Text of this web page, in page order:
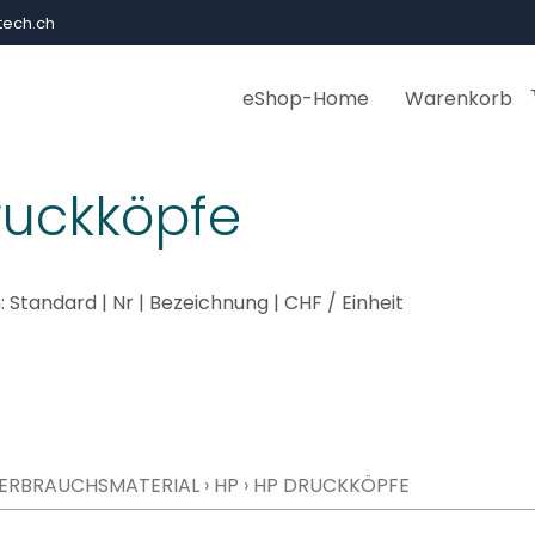
eShop-Home Warenkorb
Standard | Nr | Bezeichnung | CHF / Einheit
› HP › HP DRUCKKÖPFE